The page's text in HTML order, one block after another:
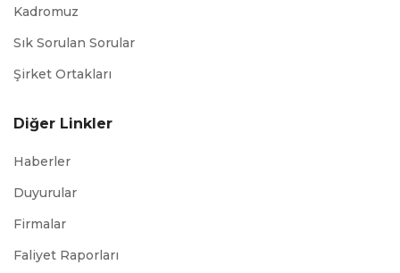
Kadromuz
Sık Sorulan Sorular
Şirket Ortakları
Diğer Linkler
Haberler
Duyurular
Firmalar
Faliyet Raporları